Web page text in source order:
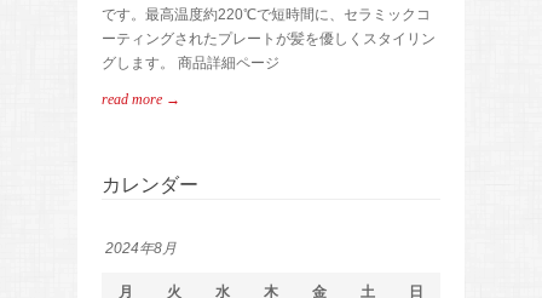
です。最高温度約220℃で短時間に、セラミックコ
ーティングされたプレートが髪を優しくスタイリン
グします。 商品詳細ページ
read more →
カレンダー
2024年8月
月 火 水 木 金 土 日